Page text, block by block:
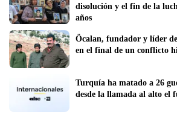
disolución y el fin de la
años
Öcalan, fundador y líder
en el final de un conflicto
Turquía ha matado a 26
desde la llamada al alto el